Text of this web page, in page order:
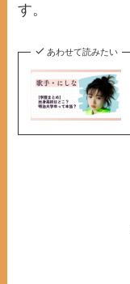
す。
あわせて読みたい